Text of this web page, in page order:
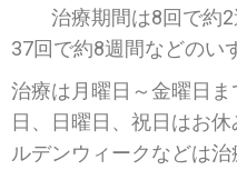
治療期間は8回で約2
37回で約8週間などのい
治療は月曜日～金曜日
日、日曜日、祝日はお
ルデンウィークなどは治